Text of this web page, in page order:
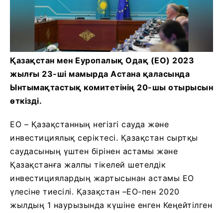
Қазақстан мен Еуропалық Одақ (ЕО) 2023
жылғы 23-ші мамырда Астана қаласында
Ынтымақтастық комитетінің 20-шы отырысын
өткізді.
ЕО – Қазақстанның негізгі сауда және
инвестициялық серіктесі. Қазақстан сыртқы
саудасының үштен бірінен астамы және
Қазақстанға жалпы тікелей шетелдік
инвестициялардың жартысынан астамы ЕО
үлесіне тиесілі. Қазақстан –ЕО-пен 2020
жылдың 1 наурызында күшіне енген Кеңейтілген